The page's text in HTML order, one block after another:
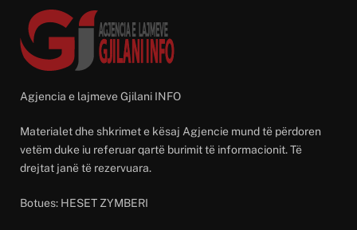
Agjencia e lajmeve Gjilani INFO
Materialet dhe shkrimet e kësaj Agjencie mund të përdoren
vetëm duke iu referuar qartë burimit të informacionit. Të
drejtat janë të rezervuara.
Botues: HESET ZYMBERI